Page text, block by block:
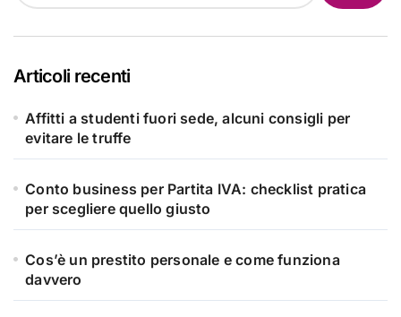
Articoli recenti
Affitti a studenti fuori sede, alcuni consigli per
evitare le truffe
Conto business per Partita IVA: checklist pratica
per scegliere quello giusto
Cos’è un prestito personale e come funziona
davvero